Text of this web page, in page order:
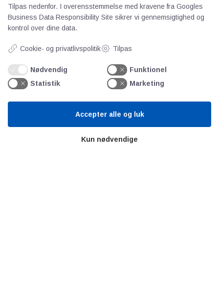
Videncentre
Teknologisk Institut
Bitva
Videncentre
Tilpas nedenfor. I overensstemmelse med kravene fra Googles
Business Data Responsibility Site sikrer vi gennemsigtighed og
kontrol over dine data.
Cookie- og privatlivspolitik Tilpas
Nødvendig
Funktionel
Statistik
Marketing
Kun nødvendige
Accepter alle og luk